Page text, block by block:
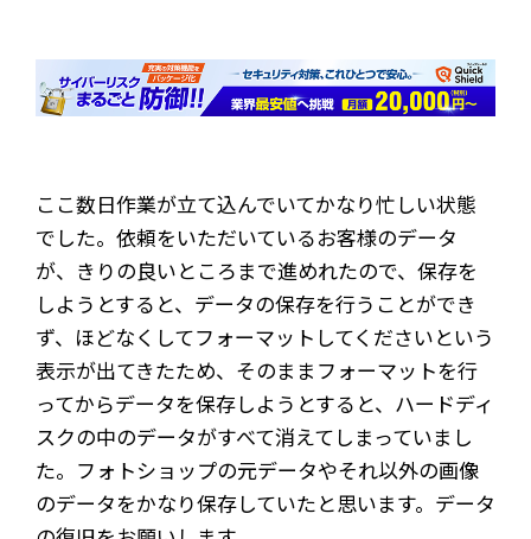
ここ数日作業が立て込んでいてかなり忙しい状態
でした。依頼をいただいているお客様のデータ
が、きりの良いところまで進めれたので、保存を
しようとすると、データの保存を行うことができ
ず、ほどなくしてフォーマットしてくださいという
表示が出てきたため、そのままフォーマットを行
ってからデータを保存しようとすると、ハードディ
スクの中のデータがすべて消えてしまっていまし
た。フォトショップの元データやそれ以外の画像
のデータをかなり保存していたと思います。データ